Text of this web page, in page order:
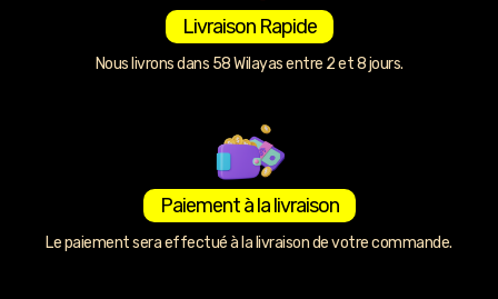
Livraison Rapide
Nous livrons dans 58 Wilayas entre 2 et 8 jours.
Paiement à la livraison
Le paiement sera effectué à la livraison de votre commande.